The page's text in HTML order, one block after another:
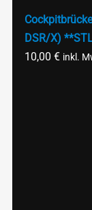
DSR/X)
10,00 € inkl.